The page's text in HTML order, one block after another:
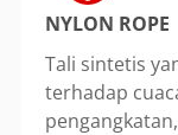
NYLON ROPE
Tali sintetis
terhadap